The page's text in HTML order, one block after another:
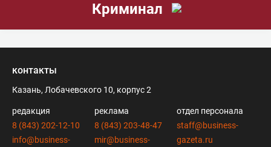
Криминал
контакты
Казань, Лобачевского 10, корпус 2
редакция
8 (843) 202-12-10
info@business-
реклама
8 (843) 203-48-47
mir@business-
отдел персонала
staff@business-
gazeta.ru